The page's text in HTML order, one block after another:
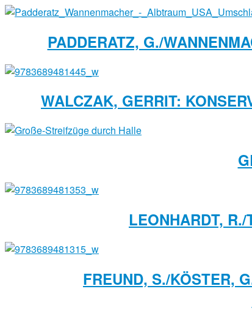
PADDERATZ, G./
WALCZAK, GERRIT:
LEONHARDT,
FREUND, S./KÖSTER,